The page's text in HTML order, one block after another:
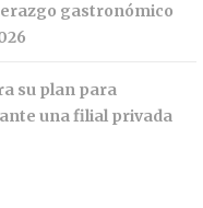
gastronómico
su plan para
una filial privada